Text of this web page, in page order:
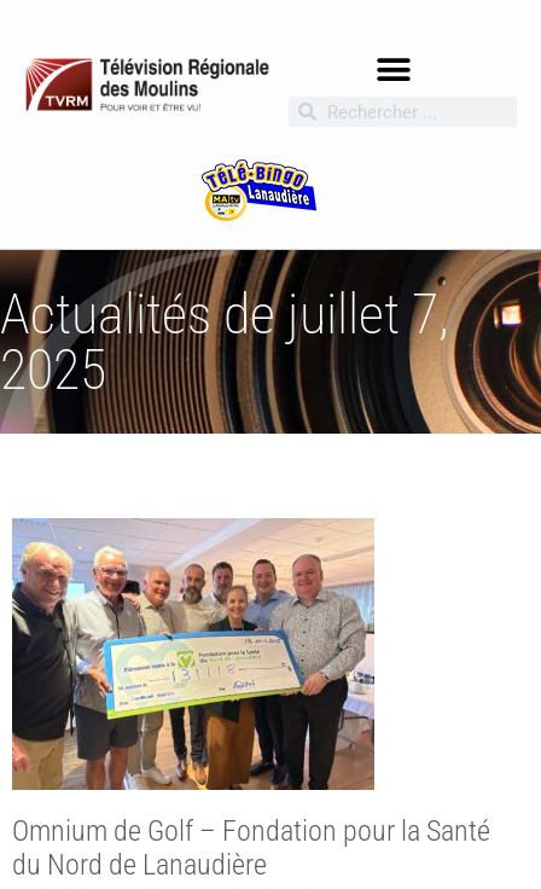
Actualités de juillet 7,
2025
Omnium de Golf – Fondation pour la Santé
du Nord de Lanaudière